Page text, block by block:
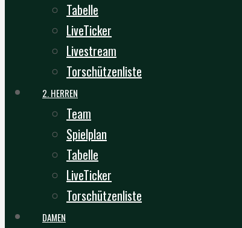
Tabelle
LiveTicker
Livestream
Torschützenliste
2. HERREN
Team
Spielplan
Tabelle
LiveTicker
Torschützenliste
DAMEN